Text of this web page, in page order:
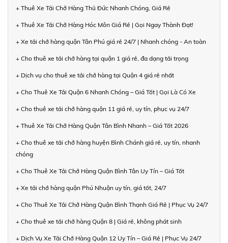
+ Thuê Xe Tải Chở Hàng Thủ Đức Nhanh Chóng, Giá Rẻ
+ Thuê Xe Tải Chở Hàng Hóc Môn Giá Rẻ | Gọi Ngay Thành Đạt!
+ Xe tải chở hàng quận Tân Phú giá rẻ 24/7 | Nhanh chóng - An toàn
+ Cho thuê xe tải chở hàng tại quận 1 giá rẻ, đa dạng tải trọng
+ Dịch vụ cho thuê xe tải chở hàng tại Quận 4 giá rẻ nhất
+ Cho Thuê Xe Tải Quận 6 Nhanh Chóng – Giá Tốt | Gọi Là Có Xe
+ Cho thuê xe tải chở hàng quận 11 giá rẻ, uy tín, phục vụ 24/7
+ Thuê Xe Tải Chở Hàng Quận Tân Bình Nhanh – Giá Tốt 2026
+ Cho thuê xe tải chở hàng huyện Bình Chánh giá rẻ, uy tín, nhanh
chóng
+ Cho Thuê Xe Tải Chở Hàng Quận Bình Tân Uy Tín – Giá Tốt
+ Xe tải chở hàng quận Phú Nhuận uy tín, giá tốt, 24/7
+ Cho Thuê Xe Tải Chở Hàng Quận Bình Thạnh Giá Rẻ | Phục Vụ 24/7
+ Cho thuê xe tải chở hàng Quận 8 | Giá rẻ, không phát sinh
+ Dịch Vụ Xe Tải Chở Hàng Quận 12 Uy Tín – Giá Rẻ | Phục Vụ 24/7